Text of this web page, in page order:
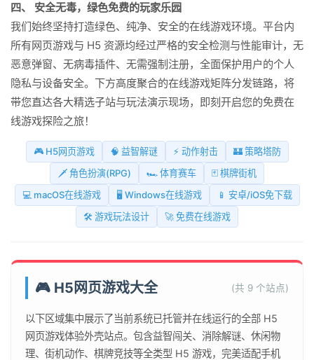
四、 安全无毒，绿色免费的玩家乐园
我们始终坚持打造绿色、纯净、安全的在线游戏环境。平台内
所有网页游戏与 H5 资源均经过严格的安全检测与性能审计，无
恶意弹窗、无病毒插件、无需强制注册，全面保护用户的个人
隐私与设备安全。下方高度聚合的在线游戏矩阵分发链路，将
带您直达各大精选子站与玩法演示现场，即刻开启您的免费在
线游戏探险之旅！
🎮 H5网页游戏 🧠 益智解谜 ⚡ 动作射击
🏰 策略塔防
🗡️ 角色扮演(RPG)
🏎️ 体育赛车
🃏 棋牌街机
💻 macOS在线游戏
🖥️ Windows在线游戏
📱 安卓/iOS免下载
🛠️ 游戏玩法设计
🚀 免费在线游戏
🎮 H5网页游戏大全 (共 9 个站点)
以下区域集中展示了当前系统已托管并在线运行的全部 H5
网页游戏体验外壳站点。包含益智闯关、消除解谜、休闲物
理、街机动作、棋牌竞技等全类型 H5 游戏，完美适配手机